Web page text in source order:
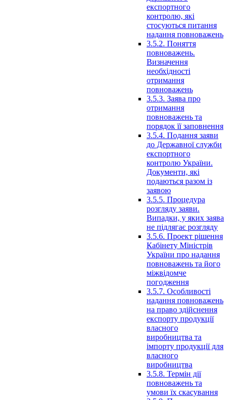
експортного
контролю, які
стосуються питання
надання повноважень
3.5.2. Поняття
повноважень.
Визначення
необхідності
отримання
повноважень
3.5.3. Заява про
отримання
повноважень та
порядок її заповнення
3.5.4. Подання заяви
до Державної служби
експортного
контролю України.
Документи, які
подаються разом із
заявою
3.5.5. Процедура
розгляду заяви.
Випадки, у яких заява
не підлягає розгляду
3.5.6. Проект рішення
Кабінету Міністрів
України про надання
повноважень та його
міжвідомче
погодження
3.5.7. Особливості
надання повноважень
на право здійснення
експорту продукції
власного
виробництва та
імпорту продукції для
власного
виробництва
3.5.8. Термін дії
повноважень та
умови їх скасування